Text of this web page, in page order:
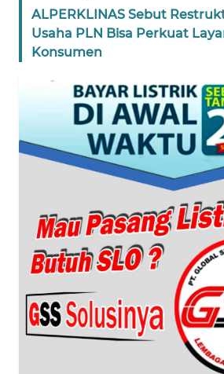
ALPERKLINAS Sebut
Usaha PLN Bisa Perkuat
Konsumen
WN
BANTEN
WN
KEPRI
PAPUA
WN
PAPUA
BARAT
WN